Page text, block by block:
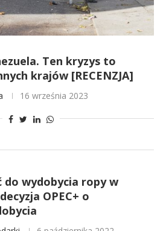
Ten kryzys to
krajów [RECENZJA]
16 września 2023
do wydobycia ropy w
OPEC+ o